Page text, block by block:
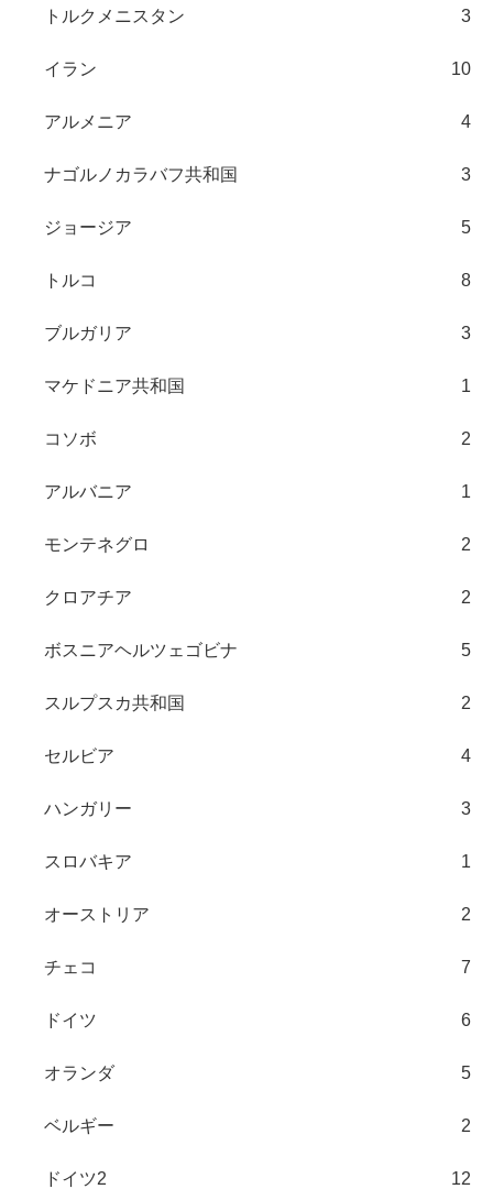
トルクメニスタン 3
イラン 10
アルメニア 4
ナゴルノカラバフ共和国 3
ジョージア 5
トルコ 8
ブルガリア 3
マケドニア共和国 1
コソボ 2
アルバニア 1
モンテネグロ 2
クロアチア 2
ボスニアヘルツェゴビナ 5
スルプスカ共和国 2
セルビア 4
ハンガリー 3
スロバキア 1
オーストリア 2
チェコ 7
ドイツ 6
オランダ 5
ベルギー 2
ドイツ2 12